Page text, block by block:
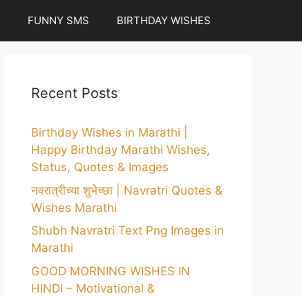
FUNNY SMS BIRTHDAY WISHES
Recent Posts
Birthday Wishes in Marathi |
Happy Birthday Marathi Wishes,
Status, Quotes & Images
नवरात्रीच्या शुभेच्छा | Navratri Quotes &
Wishes Marathi
Shubh Navratri Text Png Images in
Marathi
GOOD MORNING WISHES IN
HINDI – Motivational &